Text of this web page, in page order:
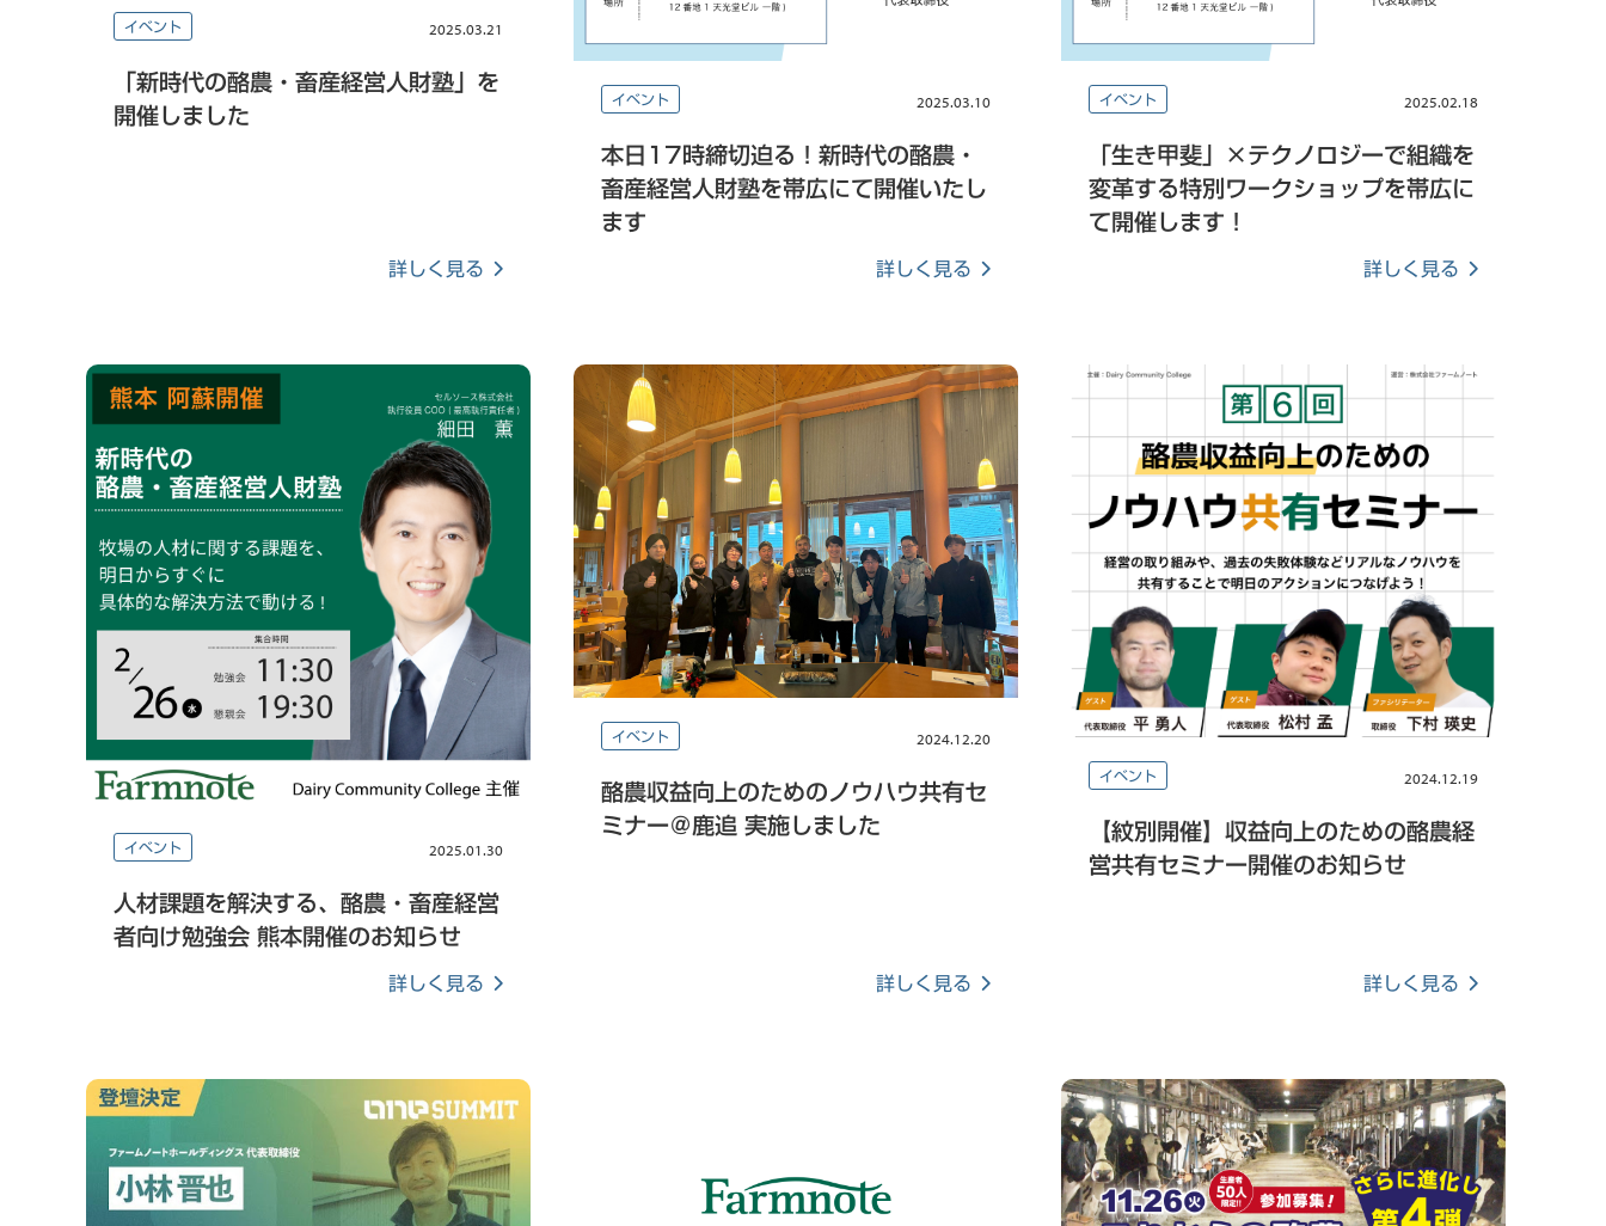
イベント 2025.03.21
「新時代の酪農・畜産経営人財塾」を
開催しました
詳しく見る
イベント 2025.03.10
本日17時締切迫る！新時代の酪農・
畜産経営人財塾を帯広にて開催いたし
ます
詳しく見る
イベント 2025.02.18
「生き甲斐」×テクノロジーで組織を
変革する特別ワークショップを帯広に
て開催します！
詳しく見る
イベント 2025.01.30
人材課題を解決する、酪農・畜産経営
者向け勉強会 熊本開催のお知らせ
詳しく見る
イベント 2024.12.20
酪農収益向上のためのノウハウ共有セ
ミナー＠鹿追 実施しました
詳しく見る
イベント 2024.12.19
【紋別開催】収益向上のための酪農経
営共有セミナー開催のお知らせ
詳しく見る